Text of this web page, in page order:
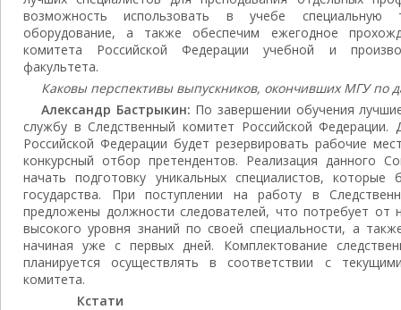
возможность использовать в учебе специальную
оборудование, а также обеспечим ежегодное
комитета Российской Федерации учебной и
факультета.
Каковы перспективы выпускников, окончивших МГУ по
Александр Бастрыкин: По завершении обучения
службу в Следственный комитет Российской Федерации.
Российской Федерации будет резервировать рабочие
конкурсный отбор претендентов. Реализация данного
начать подготовку уникальных специалистов,
государства. При поступлении на работу в
предложены должности следователей, что потребует от
высокого уровня знаний по своей специальности, а
начиная уже с первых дней. Комплектование
планируется осуществлять в соответствии с
комитета.
Кстати